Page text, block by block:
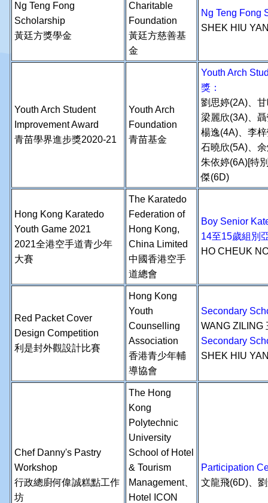
Ng Teng Fong
Scholarship
黃廷方獎學金
Charitable
Foundation
黃廷方慈善基
金
Ng Teng Fong
SHEK HIU
Youth Arch Student
Improvement Award
青苗學界進步獎2020-21
Youth Arch
Foundation
青苗基金
Youth Arch
獎：
劉思婷(2A)、
梁麗欣(3A)、
楊逸(4A)、李
石曉欣(5A)、
朱依婷(6A)[特
傑(6D)
Hong Kong Karatedo
Youth Game 2021
2021全港空手道青少年
大賽
The Karatedo
Federation of
Hong Kong,
China Limited
中國香港空手
道總會
Boy Senior
14至15歲組別
HO CHEUK
Red Packet Cover
Design Competition
利是封外觀設計比賽
Hong Kong
Youth
Counselling
Association
香港青少年輔
導協會
Secondary
WANG ZILING
Secondary
SHEK HIU
Chef Danny's Pastry
Workshop
行政總廚何偉誠糕點工作
坊
The Hong
Kong
Polytechnic
University
School of Hotel
& Tourism
Management、
Hotel ICON
Participation
文龍飛(6D)、